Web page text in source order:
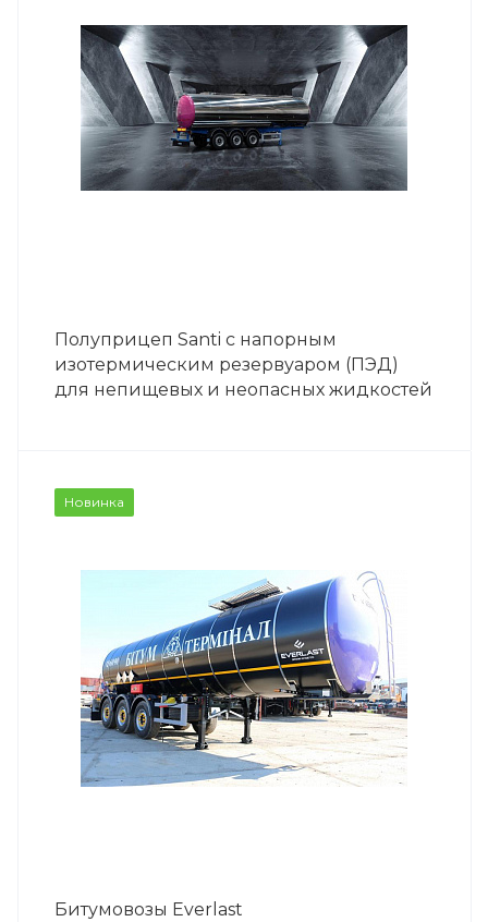
Полуприцеп Santi с напорным
изотермическим резервуаром (ПЭД)
для непищевых и неопасных жидкостей
Новинка
Битумовозы Everlast